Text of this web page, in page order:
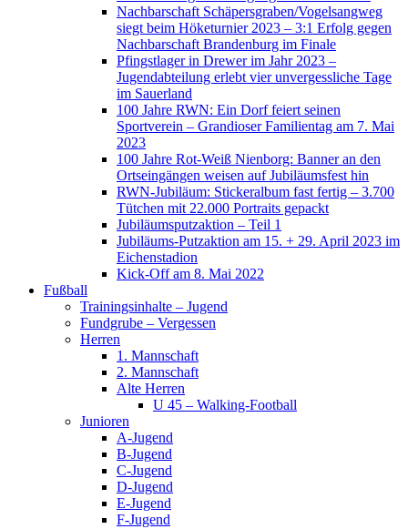
Nachbarschaft Schäpersgraben/Vogelsangweg
siegt beim Höketurnier 2023 – 3:1 Erfolg gegen
Nachbarschaft Brandenburg im Finale
Pfingstlager in Drewer im Jahr 2023 –
Jugendabteilung erlebt vier unvergessliche Tage
im Sauerland
100 Jahre RWN: Ein Dorf feiert seinen
Sportverein – Grandioser Familientag am 7. Mai
2023
100 Jahre Rot-Weiß Nienborg: Banner an den
Ortseingängen weisen auf Jubiläumsfest hin
RWN-Jubiläum: Stickeralbum fast fertig – 3.700
Tütchen mit 22.000 Portraits gepackt
Jubiläumsputzaktion – Teil 1
Jubiläums-Putzaktion am 15. + 29. April 2023 im
Eichenstadion
Kick-Off am 8. Mai 2022
Fußball
Trainingsinhalte – Jugend
Fundgrube – Vergessen
Herren
1. Mannschaft
2. Mannschaft
Alte Herren
U 45 – Walking-Football
Junioren
A-Jugend
B-Jugend
C-Jugend
D-Jugend
E-Jugend
F-Jugend